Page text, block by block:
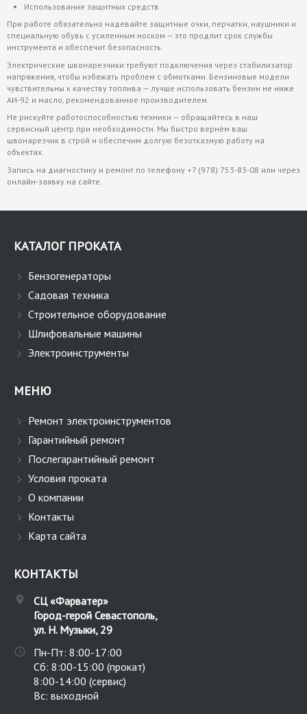
Использование защитных средств
При работе обязательно надевайте защитные очки, перчатки, наушники и
специальную обувь с усиленным носком — это продлит срок службы
инструмента и обеспечит безопасность.
Электрические швонарезчики требуют подключения через стабилизатор
напряжения, чтобы избежать проблем с обмотками. Бензиновые модели
чувствительны к качеству топлива — лучше использовать бензин не ниже
АИ-92 и масло, рекомендованное производителем.
Не рискуйте работоспособностью техники — обращайтесь в наш
сервисный центр при необходимости. Мы быстро вернём ваш
швонарезчик в строй и обеспечим долгую безотказную работу на
объектах.
Запись на диагностику и ремонт по телефону +7 (978) 753-83-08 или через
онлайн-заявку на сайте.
КАТАЛОГ ПРОКАТА
Бензогенераторы
Садовая техника
Строительное оборудование
Шлифовальные машины
Электроинструменты
МЕНЮ
Ремонт электроинструментов
Гарантийный ремонт
Послегарантийный ремонт
Условия проката
О компании
Контакты
Карта сайта
КОНТАКТЫ
СЦ «Фарватер»
Город-герой Севастополь,
ул. Н. Музыки, 29
Пн-Пт: 8:00-17:00
Сб: 8:00-15:00 (прокат)
8:00-14:00 (сервис)
Вс: выходной